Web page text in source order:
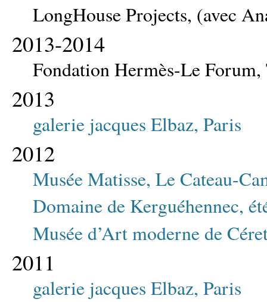
LongHouse Projects, (avec
2013-2014
Fondation Hermès-Le Forum,
2013
galerie jacques Elbaz, Paris
2012
Musée Matisse, Le Cateau-
Domaine de Kerguéhennec,
Musée d’Art moderne de
2011
galerie jacques Elbaz, Paris